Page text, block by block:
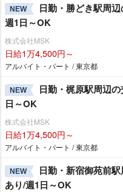
NEW
日勤・勝どき駅周
週1日～OK
株式会社MSK
日給1万4,500円～
アルバイト・パート / 東京都
NEW
日勤・梶原駅周辺
日～OK
株式会社MSK
日給1万4,500円～
アルバイト・パート / 東京都
NEW
日勤・新宿御苑前
あり/週1日～OK